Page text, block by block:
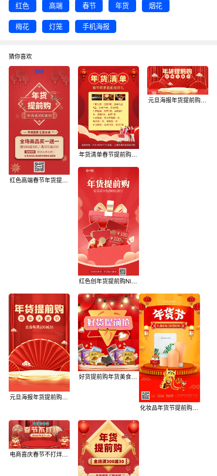
红色 高端 春节 年货 烟花
梅花 灯笼 手机海报
猜你喜欢
红色高端春节年货提前购烟花手机海报
年货清单春节提前购宣传印刷海报
元旦海报年货提前购首页新年促销红色国风
红色创年货提前购Nian年底清仓大促3d海报
元旦海报年货提前购首页新年促销红色国风
好货提前购年货美食红色海报
化妆品年货节提前购喜庆活动手机海报
电商喜庆春节不打烊年货疯狂购春节不打烊红色促销海报